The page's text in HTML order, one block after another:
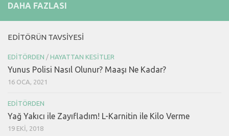
DAHA FAZLASI
EDITÖRÜN TAVSIYESI
EDITÖRDEN / HAYATTAN KESITLER
Yunus Polisi Nasıl Olunur? Maaşı Ne Kadar?
16 OCA, 2021
EDITÖRDEN
Yağ Yakıcı ile Zayıfladım! L-Karnitin ile Kilo Verme
19 EKI, 2018